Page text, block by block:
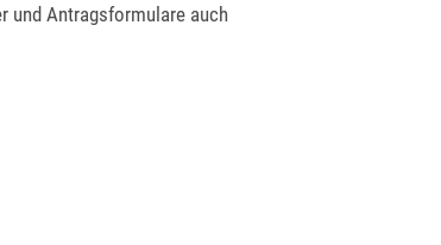
und Antragsformulare auch